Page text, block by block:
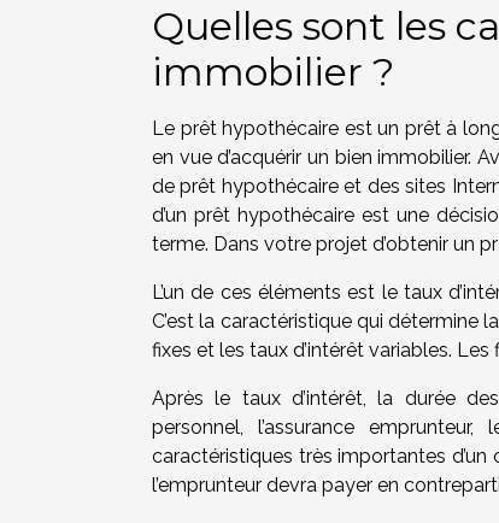
Quelles sont les
immobilier ?
Le prêt hypothécaire est un prêt à
en vue d’acquérir un bien immobilier.
de prêt hypothécaire et des sites
d’un prêt hypothécaire est une
terme. Dans votre projet d’obtenir un
L’un de ces éléments est le taux
C’est la caractéristique qui détermine
fixes et les taux d’intérêt variables.
Après le taux d’intérêt, la durée
personnel, l’assurance
caractéristiques très importantes
l’emprunteur devra payer en